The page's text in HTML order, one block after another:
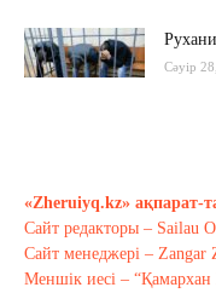
Сәуір
Сәуір
«Zheruiyq.kz»
Сайт редакторы – Sailau
Сайт менеджері – Zangar
Меншік иесі –